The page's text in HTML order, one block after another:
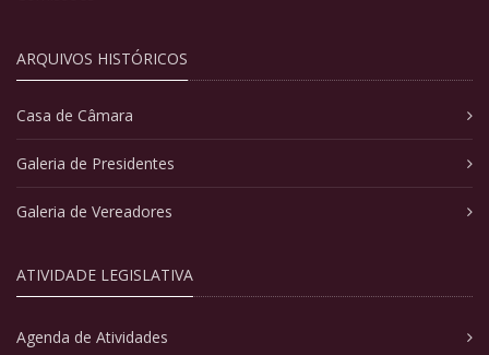
ARQUIVOS HISTÓRICOS
Casa de Câmara
Galeria de Presidentes
Galeria de Vereadores
ATIVIDADE LEGISLATIVA
Agenda de Atividades